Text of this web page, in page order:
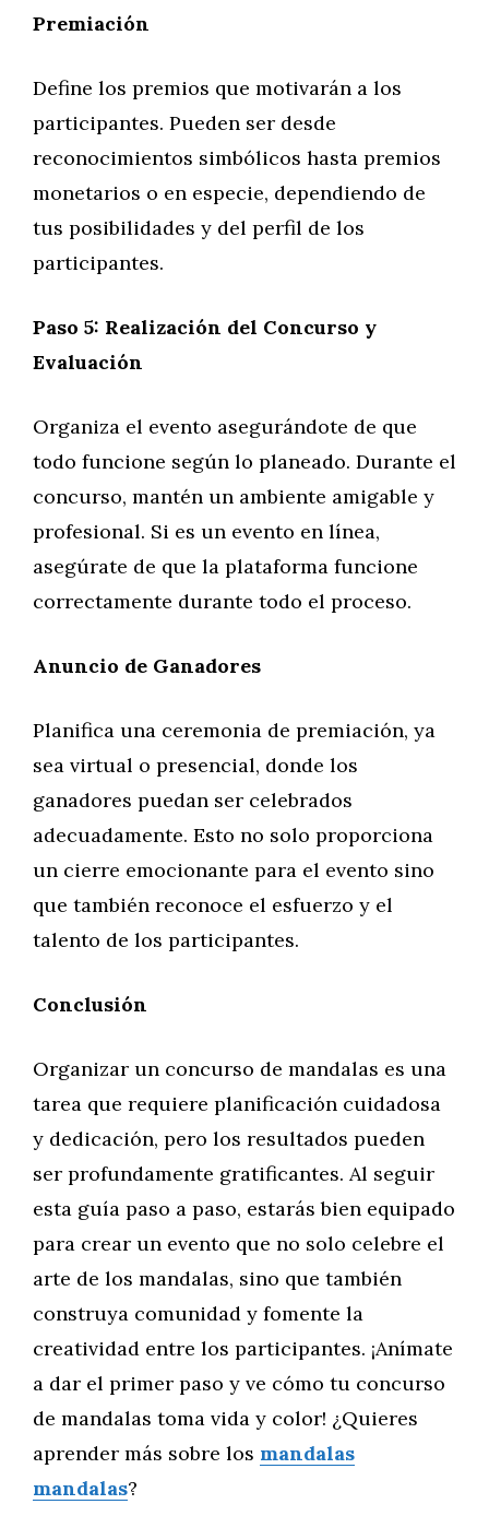
Premiación
Define los premios que motivarán a los
participantes. Pueden ser desde
reconocimientos simbólicos hasta premios
monetarios o en especie, dependiendo de
tus posibilidades y del perfil de los
participantes.
Paso 5: Realización del Concurso y
Evaluación
Organiza el evento asegurándote de que
todo funcione según lo planeado. Durante el
concurso, mantén un ambiente amigable y
profesional. Si es un evento en línea,
asegúrate de que la plataforma funcione
correctamente durante todo el proceso.
Anuncio de Ganadores
Planifica una ceremonia de premiación, ya
sea virtual o presencial, donde los
ganadores puedan ser celebrados
adecuadamente. Esto no solo proporciona
un cierre emocionante para el evento sino
que también reconoce el esfuerzo y el
talento de los participantes.
Conclusión
Organizar un concurso de mandalas es una
tarea que requiere planificación cuidadosa
y dedicación, pero los resultados pueden
ser profundamente gratificantes. Al seguir
esta guía paso a paso, estarás bien equipado
para crear un evento que no solo celebre el
arte de los mandalas, sino que también
construya comunidad y fomente la
creatividad entre los participantes. ¡Anímate
a dar el primer paso y ve cómo tu concurso
de mandalas toma vida y color! ¿Quieres
aprender más sobre los mandalas
mandalas?